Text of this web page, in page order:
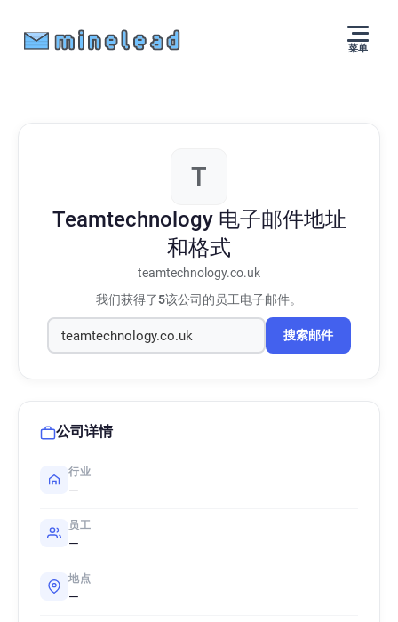
菜单
T
Teamtechnology 电子邮件地址
和格式
teamtechnology.co.uk
我们获得了5该公司的员工电子邮件。
搜索邮件
公司详情
行业
—
员工
—
地点
—